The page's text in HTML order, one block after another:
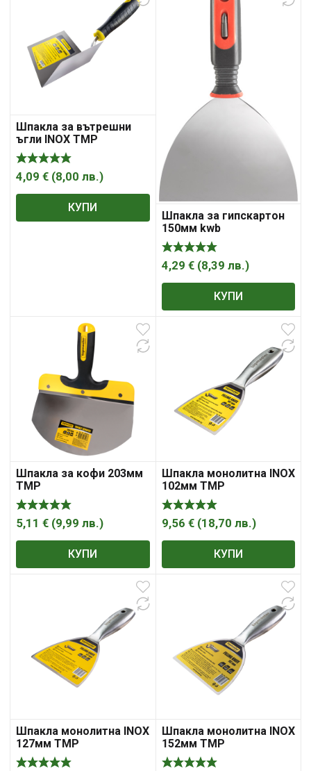
Шпакла за вътрешни
ъгли INOX TMP
4,09 € (8,00 лв.)
КУПИ
Шпакла за гипскартон
150мм kwb
4,29 € (8,39 лв.)
КУПИ
Шпакла за кофи 203мм
TMP
5,11 € (9,99 лв.)
КУПИ
Шпакла монолитна INOX
102мм TMP
9,56 € (18,70 лв.)
КУПИ
Шпакла монолитна INOX
127мм TMP
Шпакла монолитна INOX
152мм TMP